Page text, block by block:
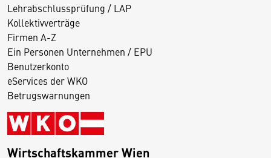
Lehrabschlussprüfung / LAP
Kollektivverträge
Firmen A-Z
Ein Personen Unternehmen / EPU
Benutzerkonto
eServices der WKO
Betrugswarnungen
Wirtschaftskammer Wien